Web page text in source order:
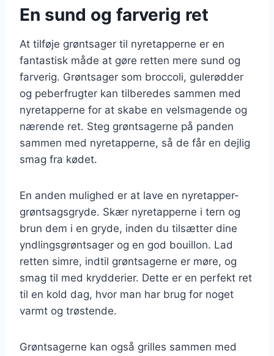
En sund og farverig ret
At tilføje grøntsager til nyretapperne er en
fantastisk måde at gøre retten mere sund og
farverig. Grøntsager som broccoli, gulerødder
og peberfrugter kan tilberedes sammen med
nyretapperne for at skabe en velsmagende og
nærende ret. Steg grøntsagerne på panden
sammen med nyretapperne, så de får en dejlig
smag fra kødet.
En anden mulighed er at lave en nyretapper-
grøntsagsgryde. Skær nyretapperne i tern og
brun dem i en gryde, inden du tilsætter dine
yndlingsgrøntsager og en god bouillon. Lad
retten simre, indtil grøntsagerne er møre, og
smag til med krydderier. Dette er en perfekt ret
til en kold dag, hvor man har brug for noget
varmt og trøstende.
Grøntsagerne kan også grilles sammen med